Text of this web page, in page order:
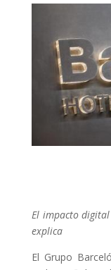
El impacto
explica
El Grupo Barceló